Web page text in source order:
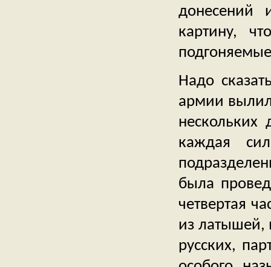
донесений
картину,
Надо
армии
нескольких
каждая
была
четвертая
из латышей,
русских,